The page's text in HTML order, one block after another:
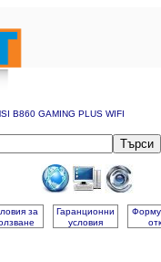
B860 GAMING PLUS WIFI
Търси
за
Гаранционни
условия